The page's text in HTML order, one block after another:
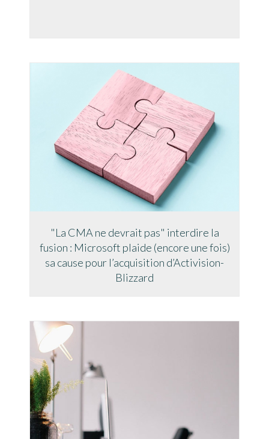
"La CMA ne devrait pas" interdire la
fusion : Microsoft plaide (encore une fois)
sa cause pour l’acquisition d’Activision-
Blizzard